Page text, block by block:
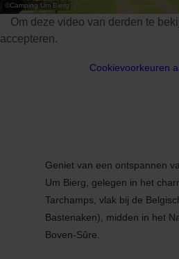
©Camping Um Bierg
Om deze video van derden te
accepteren.
Cookievoorkeuren
Geniet van een ontspannen
Um Bierg, gelegen in het
Tarchamps, vlak bij de
Bastenaken), midden in het
Boven-Sûre.